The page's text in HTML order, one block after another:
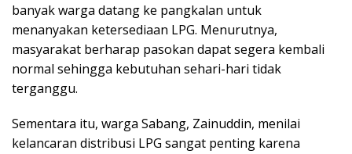
banyak warga datang ke pangkalan untuk
menanyakan ketersediaan LPG. Menurutnya,
masyarakat berharap pasokan dapat segera kembali
normal sehingga kebutuhan sehari-hari tidak
terganggu.
Sementara itu, warga Sabang, Zainuddin, menilai
kelancaran distribusi LPG sangat penting karena